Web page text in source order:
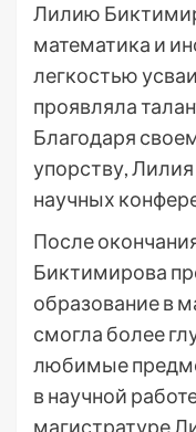
Лилию
математика и
легкостью
проявляла
Благодаря
упорству,
научных
После
Биктимирова
образование в
смогла более
любимые
в научной
магистратуре